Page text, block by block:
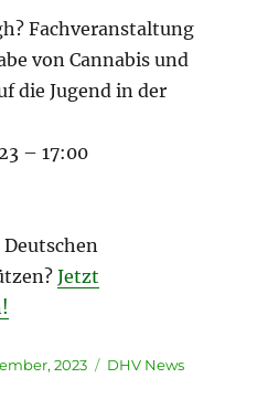
Fachveranstaltung
von Cannabis und
die Jugend in der
– 17:00
Jetzt
2023 Kategorien
DHV News